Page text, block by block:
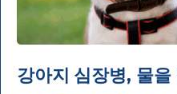
강아지 심장병, 물